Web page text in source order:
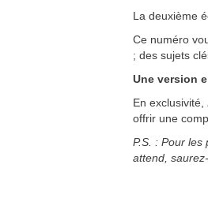
La deuxième
Ce numéro
; des sujets
Une version
En exclusivité,
offrir une
P.S. : Pour
attend,